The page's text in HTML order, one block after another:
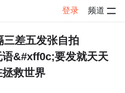
登录 频道
慨 帖子详情
差五发张自拍
&#xff0c;要发就天天
救世界